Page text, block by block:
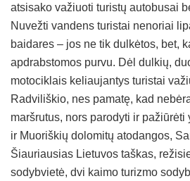
atsisako važiuoti turistų autobusai
Nuvežti vandens turistai nenoriai
baidares – jos ne tik dulkėtos, bet,
apdrabstomos purvu. Dėl dulkių,
motociklais keliaujantys turistai
Radviliškio, nes pamatę, kad
maršrutus, nors parodyti ir pažiūrėti
ir Muoriškių dolomitų atodangos,
Šiauriausias Lietuvos taškas,
sodybvietė, dvi kaimo turizmo